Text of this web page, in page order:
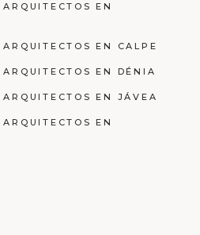
EN
EN CALPE
ARQUITECTOS EN DÉNIA
ARQUITECTOS EN JÁVEA
EN